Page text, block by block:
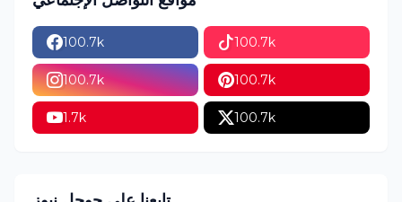
100.7k 100.7k
100.7k 100.7k
1.7k 100.7k